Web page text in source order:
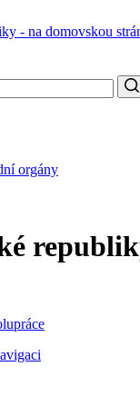
orgány